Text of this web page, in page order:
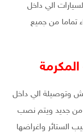
الي داخل
تماما من جميع
وتوصيلة الي داخل
من جديد ويتم نصب
الستائر واغراضها